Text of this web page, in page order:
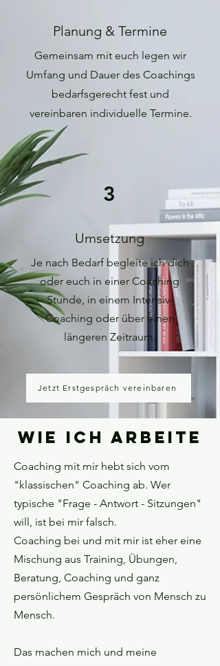
Planung & Termine
Gemeinsam mit euch legen wir
Umfang und Dauer des Coachings
bedarfsgerecht fest und
vereinbaren individuelle Termine.
3
Umsetzung
Je nach Bedarf begleite ich dich
oder euch in einer Coaching
Stunde, in einem Intensiv-
Coaching oder über einen
längeren Zeitraum.
Jetzt Erstgespräch vereinbaren
Wie ich arbeite
Coaching mit mir hebt sich vom
"klassischen" Coaching ab. Wer
typische "Frage - Antwort - Sitzungen"
will, ist bei mir falsch.
Coaching bei und mit mir ist eher eine
Mischung aus Training, Übungen,
Beratung, Coaching und ganz
persönlichem Gespräch von Mensch zu
Mensch.
Das machen mich und meine